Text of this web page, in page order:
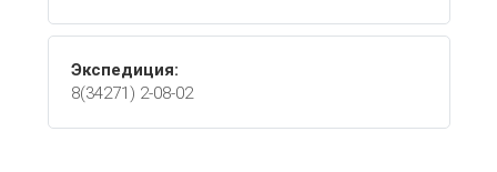
Экспедиция:
8(34271) 2-08-02